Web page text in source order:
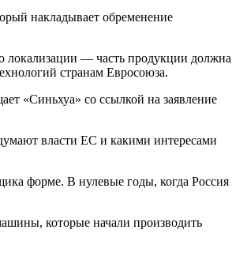
накладывает обременение
локализации — часть продукции должна
странам Евросоюза.
«Синьхуа» со ссылкой на заявление
власти ЕС и какими интересами
форме. В нулевые годы, когда Россия
которые начали производить